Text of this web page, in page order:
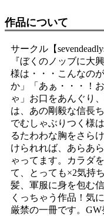
作品について
サークル【
『ぼくのノッブに大
様は・・・こんなの
か」「あぁ・・・！
ゃ」お口をあんぐり
は、あの剛毅な信長
でむしゃぶりつく様
るたわわな胸をさら
けられれば、あらあ
ゃってます。カラダ
て、とっても×2気持
髪、軍服に身を包む
くっちゃう作品！気
厳禁の一冊です。